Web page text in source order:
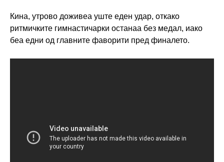
Кина, утрово доживеа уште еден удар, откако
ритмичките гимнастичарки останаа без медал, иако
беа едни од главните фаворити пред финалето.